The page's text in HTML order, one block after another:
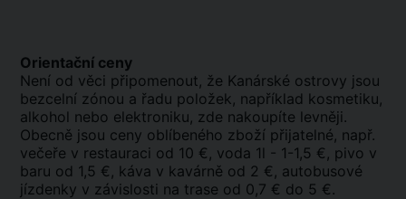
Orientační ceny
Není od věci připomenout, že Kanárské ostrovy jsou
bezcelní zónou a řadu položek, například kosmetiku,
alkohol nebo elektroniku, zde nakoupíte levněji.
Obecně jsou ceny oblíbeného zboží přijatelné, např.
večeře v restauraci od 10 €, voda 1l - 1-1,5 €, pivo v
baru od 1,5 €, káva v kavárně od 2 €, autobusové
jízdenky v závislosti na trase od 0,7 € do 5 €.